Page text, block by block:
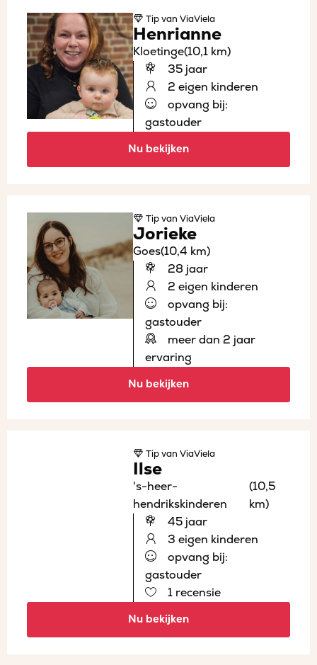
Tipvan ViaViela
Henrianne
Kloetinge(10,1 km)
35 jaar
2 eigen kinderen
opvang bij:
gastouder
Nu bekijken
Tipvan ViaViela
Jorieke
Goes(10,4 km)
28 jaar
2 eigen kinderen
opvang bij:
gastouder
meer dan 2 jaar
ervaring
Nu bekijken
Tipvan ViaViela
Ilse
's-heer-
hendrikskinderen
(10,5
km)
45 jaar
3 eigen kinderen
opvang bij:
gastouder
1 recensie
Nu bekijken